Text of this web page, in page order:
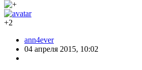
+2
ann4ever
04 апреля 2015, 10:02